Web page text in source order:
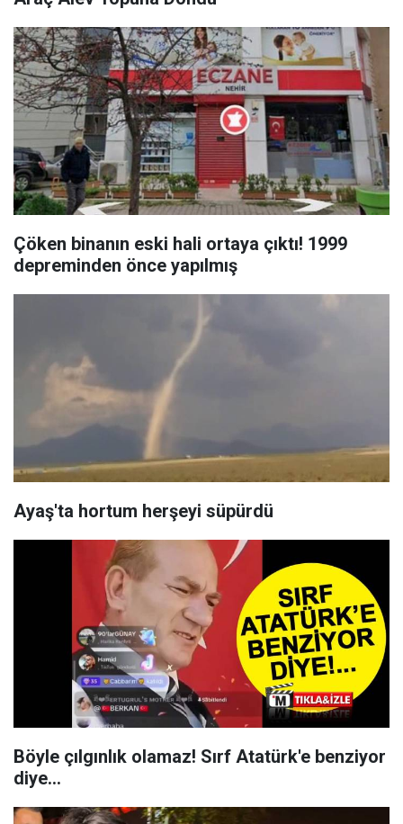
Çöken binanın eski hali ortaya çıktı! 1999
depreminden önce yapılmış
Ayaş'ta hortum herşeyi süpürdü
Böyle çılgınlık olamaz! Sırf Atatürk'e benziyor
diye...